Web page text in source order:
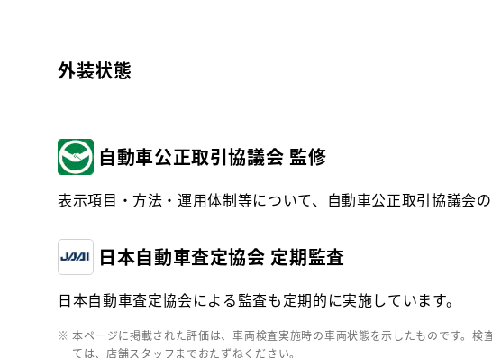
外装状態
自動車公正取引協議会 監修
表示項目・方法・運用体制等について、自動車公正取引協議会
日本自動車査定協会 定期監査
日本自動車査定協会による監査も定期的に実施しています。
※ 本ページに掲載された評価は、車両検査実施時の車両状態を示したものです。
ては、店舗スタッフまでおたずねください。